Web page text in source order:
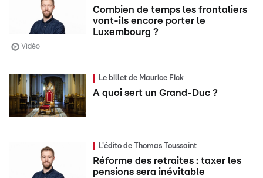
Combien de temps les frontaliers
vont-ils encore porter le
Luxembourg ?
Vidéo
Le billet de Maurice Fick
A quoi sert un Grand-Duc ?
L'édito de Thomas Toussaint
Réforme des retraites : taxer les
pensions sera inévitable